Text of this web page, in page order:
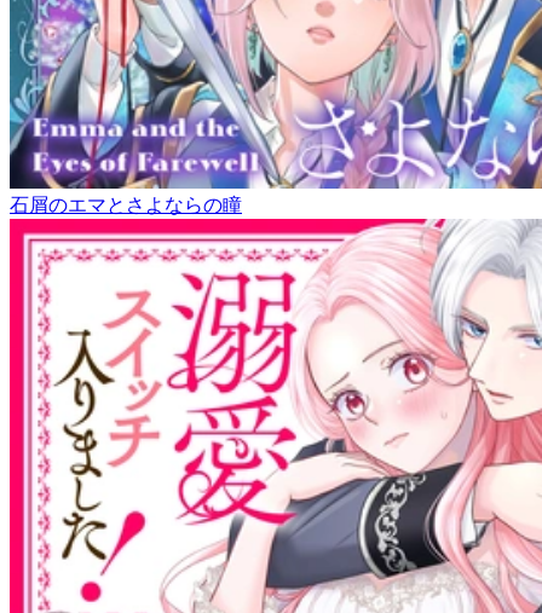
石屑のエマとさよならの瞳